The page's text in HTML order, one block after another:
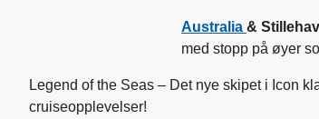
Australia &
med stopp på øyer
Legend of the Seas – Det nye skipet i Icon
cruiseopplevelser!